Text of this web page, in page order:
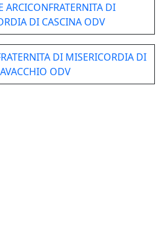
ARCICONFRATERNITA DI
DI CASCINA ODV
DI MISERICORDIA DI
ODV